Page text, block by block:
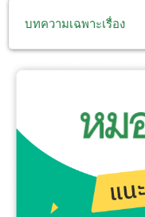
บทความเฉพาะเรื่อง